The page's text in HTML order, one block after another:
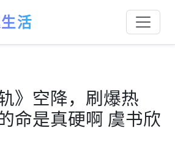
活
》空降，刷爆热
命是真硬啊 虞书欣